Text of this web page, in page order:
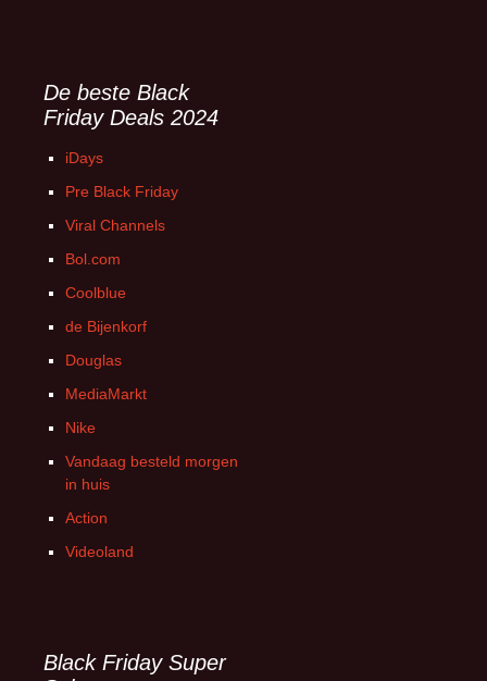
De beste Black
Friday Deals 2024
iDays
Pre Black Friday
Viral Channels
Bol.com
Coolblue
de Bijenkorf
Douglas
MediaMarkt
Nike
Vandaag besteld morgen
in huis
Action
Videoland
Black Friday Super